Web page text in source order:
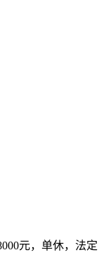
元，单休，法定